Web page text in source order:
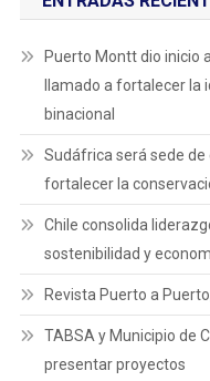
Puerto Montt dio inicio
llamado a fortalecer la
binacional
Sudáfrica será sede
fortalecer la
Chile consolida
sostenibilidad y
Revista Puerto a Puerto,
TABSA y Municipio de
presentar proyectos